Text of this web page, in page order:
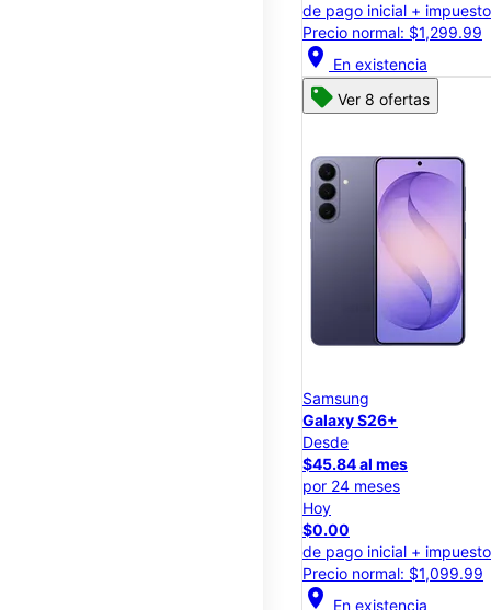
de pago inicial +
Precio normal: $1,299.99
location_on En existencia
Ver 8 ofertas
Samsung
Galaxy S26+
Desde
$45.84 al mes
por 24 meses
Hoy
$0.00
de pago inicial +
Precio normal: $1,099.99
location_on En existencia